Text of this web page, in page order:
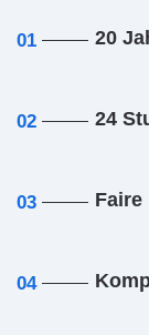
01 20
02 24
03 Faire
04